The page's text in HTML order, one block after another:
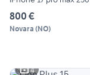
800 €
Novara (NO)
4